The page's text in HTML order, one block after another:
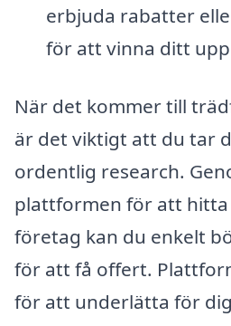
erbjuda rabatter
för att vinna ditt
När det kommer till
är det viktigt att du tar
ordentlig research.
plattformen för att
företag kan du enkelt
för att få offert.
för att underlätta för